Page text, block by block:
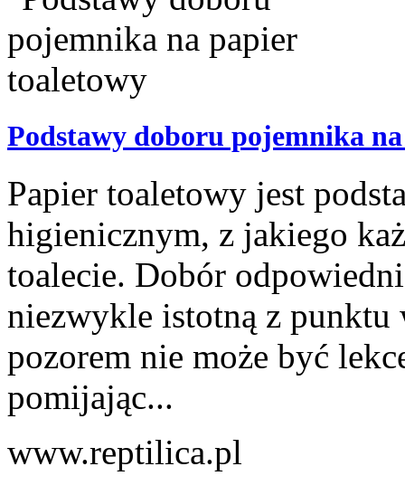
Podstawy doboru pojemnika
Papier toaletowy jest
higienicznym, z jakiego
toalecie. Dobór
niezwykle istotną z
pozorem nie może być
pomijając...
www.reptilica.pl